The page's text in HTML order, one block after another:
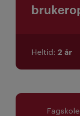
Heltid 2 år
Fagskole